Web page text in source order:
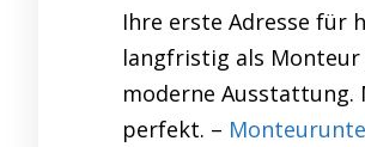
Ihre erste Adresse für
langfristig als Monteur
moderne
perfekt. –